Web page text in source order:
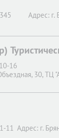
Адрес: г.
16
30, ТЦ
11 Адрес: г.